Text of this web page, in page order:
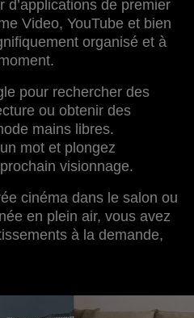
d’applications de premier
Video, YouTube et bien
organisé et à
pour rechercher des
ou obtenir des
mains libres.
mot et plongez
visionnage.
cinéma dans le salon ou
en plein air, vous avez
à la demande,